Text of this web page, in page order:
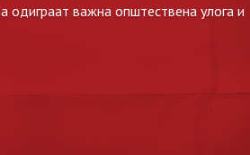
одиграат важна општествена улога и